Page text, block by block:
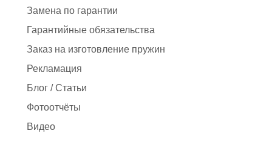
Замена по гарантии
Гарантийные обязательства
Заказ на изготовление пружин
Рекламация
Блог / Статьи
Фотоотчёты
Видео